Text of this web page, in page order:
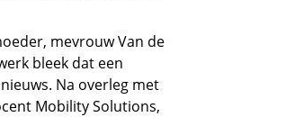
mevrouw Van de
bleek dat een
Na overleg met
Mobility Solutions,